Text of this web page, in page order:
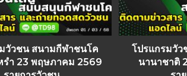
วัวชน สนามกีฬาชนโค
รำ 23 พฤษภาคม 2569
โปรแกรมวั
นานาชาติ